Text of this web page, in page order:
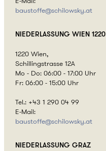
baustoffe@schilowsky.at
NIEDERLASSUNGWIEN 1220
1220 Wien,
Schillingstrasse 12A
Mo - Do: 06:00 - 17:00 Uhr
Fr: 06:00 - 15:00 Uhr
Tel.: +43 1 290 04 99
E-Mail:
baustoffe@schilowsky.at
NIEDERLASSUNGGRAZ